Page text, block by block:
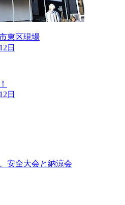
東区現場
日
日
安全大会と納涼会